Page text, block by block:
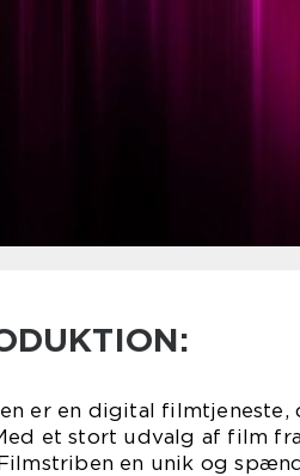
er en digital filmtjeneste,
et stort udvalg af film
en unik og